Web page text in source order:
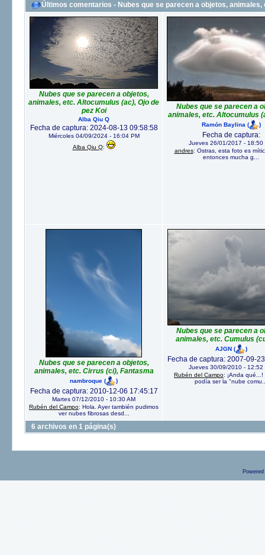
Últimos comentarios - Nubes que se parecen a objetos, animales,
Nubes que se parecen a objetos,
animales, etc. Altocumulus (ac), Ojo de
pez Koi
Alba Qiu Q
Fecha de captura: 2024-08-13 09:58:58
Miércoles 04/09/2024 - 16:04 PM
Alba Qiu Q:
Nubes que se parecen a
animales, etc. Altocumulus
Ramón Baylina ( )
Fecha de captura:
Jueves 26/01/2017 - 18:50
andres: Ostras, esta foto es
entonces mucha g...
Nubes que se parecen a objetos,
animales, etc. Cirrus (ci), Fantasma
nambroque ( )
Fecha de captura: 2010-12-06 17:45:17
Martes 07/12/2010 - 10:30 AM
Rubén del Campo: Hola. Ayer también pudimos
ver nubes fibrosas desd...
Nubes que se parecen a
animales, etc. Cumulus
AJGN( )
Fecha de captura: 2007-09-
Jueves 30/09/2010 - 12:52
Rubén del Campo: ¡Anda qué...!
podía ser la "nube
6 archivos en 1 página(s)